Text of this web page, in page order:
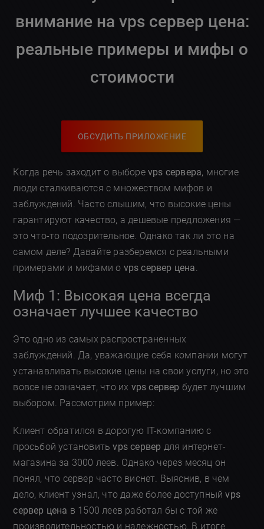
внимание на vps сервер цена:
реальные примеры и мифы о
стоимости
ОБСУДИТЬ ПРИЛОЖЕНИЕ
Когда речь заходит о выбореvps сервера, многие
люди сталкиваются с множеством мифов и
заблуждений. Часто слышим, что высокие цены
гарантируют качество, а дешевые предложения —
это что-то подозрительное. Однако так ли это на
самом деле? Давайте разберемся с реальными
примерами и мифами о vps сервер цена.
Миф 1: Высокая цена всегда
означает лучшее качество
Это одно из самых распространенных
заблуждений. Да, уважающие себя компании могут
устанавливать высокие цены на свои услуги, но это
вовсе не означает, что их vps сервер будет лучшим
выбором. Рассмотрим пример:
Клиент обратился в дорогую IT-компанию с
просьбой установитьvps сервер для интернет-
магазина за 3000 леев. Однако через месяц он
понял, что сервер часто виснет. Выяснив, в чем
дело, клиент узнал, что даже более доступныйvps
сервер цена в 1500 леев работал бы с той же
производительностью и надежностью. В итоге